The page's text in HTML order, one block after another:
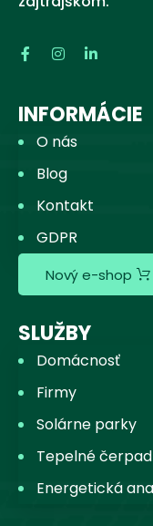
INFORMÁCIE
O nás
Blog
Kontakt
GDPR
Nový e-shop
SLUŽBY
Domácnosť
Firmy
Solárne parky
Tepelné
Energetická